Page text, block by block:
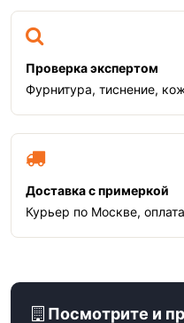
Проверка экспертом
Фурнитура, тиснение,
Доставка с примеркой
Курьер по Москве,
Посмотрите и